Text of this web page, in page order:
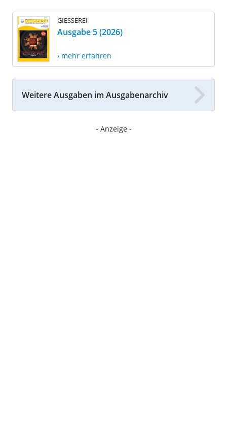
GIESSEREI
Ausgabe 5 (2026)
› mehr erfahren
Weitere Ausgaben im Ausgabenarchiv
- Anzeige -